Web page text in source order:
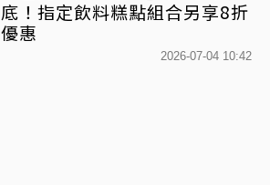
底！指定飲料糕點組合另享8折
優惠
2026-07-04 10:42